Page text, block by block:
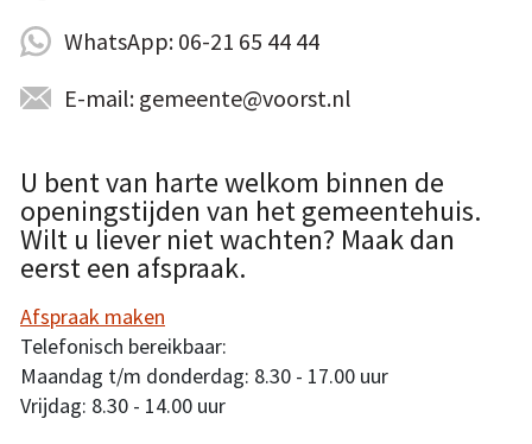
WhatsApp: 06-21 65 44 44
E-mail: gemeente@voorst.nl
U bent van harte welkom binnen de
openingstijden van het gemeentehuis.
Wilt u liever niet wachten? Maak dan
eerst een afspraak.
Afspraak maken
Telefonisch bereikbaar:
Maandag t/m donderdag: 8.30 - 17.00 uur
Vrijdag: 8.30 - 14.00 uur